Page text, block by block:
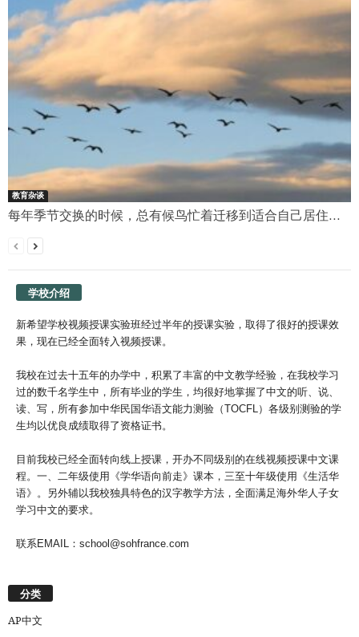
教育杂谈
每年季节交换的时候，总有候鸟忙着迁移到适合自己居住...
学校介绍
新希望学校视频授课实验班经过半年的授课实验，取得了很好的授课效
果，现在已经全面转入视频授课。
我校在过去十五年的办学中，积累了丰富的中文教学经验，在我校学习
过的数千名学生中，所有毕业的学生，均很好地掌握了中文的听、说、
读、写，所有参加中华民国华语文能力测验（TOCFL）各级别测验的学
生均以优良成绩取得了资格证书。
目前我校已经全面转向线上授课，开办不同级别的在线视频授课中文课
程。一、二年级使用《学华语向前走》课本，三至十年级使用《生活华
语》。另外辅以我校独具特色的汉字教学方法，全面满足海外华人子女
学习中文的要求。
联系EMAIL：school@sohfrance.com
分类
AP中文